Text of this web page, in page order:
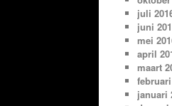
juli
juni
mei
april
maart
januari